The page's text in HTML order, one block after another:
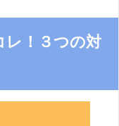
レ！３つの対